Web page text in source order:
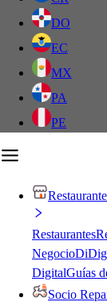
DO
EC
MX
PA
PE
Restaurantes
Negocio
DigitalGuías
Socio